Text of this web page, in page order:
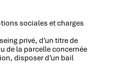
sociales et charges
privé, d’un titre de
de la parcelle concernée
disposer d’un bail